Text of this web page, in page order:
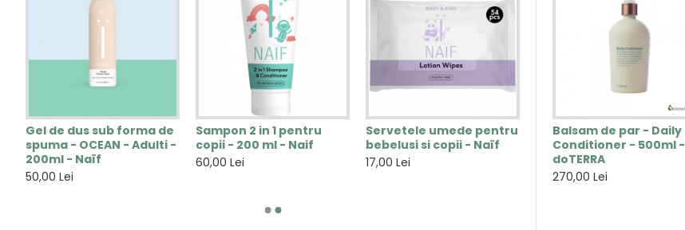
Gel de dus sub forma de
spuma - OCEAN - Adulti -
200ml - Naïf
50,00 Lei
Sampon 2 in 1 pentru
copii - 200 ml - Naif
60,00 Lei
Servetele umede pentru
bebelusi si copii - Naïf
17,00 Lei
After shave pentru
barbati - 100 ml -
Arganour
58,00 Lei
Apa Micelara - 250 ml -
Arganour
45,00 Lei
Autobronzant natural
pentru corp - 200 ml -
Arganour
Balsam de par - Daily
Conditioner - 500ml -
doTERRA
270,00 Lei